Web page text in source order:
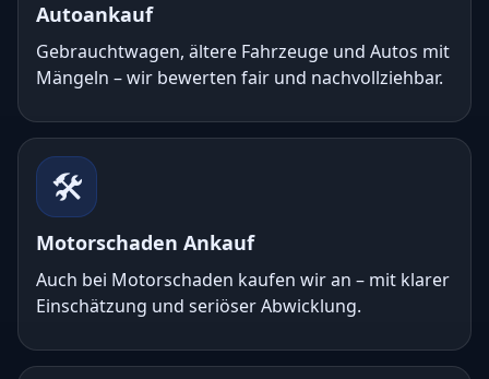
Autoankauf
Gebrauchtwagen, ältere Fahrzeuge und Autos mit
Mängeln – wir bewerten fair und nachvollziehbar.
🛠️
Motorschaden Ankauf
Auch bei Motorschaden kaufen wir an – mit klarer
Einschätzung und seriöser Abwicklung.